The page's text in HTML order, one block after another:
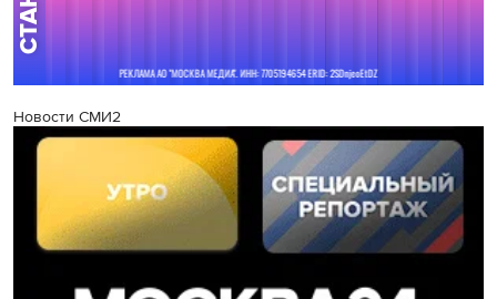
Новости СМИ2